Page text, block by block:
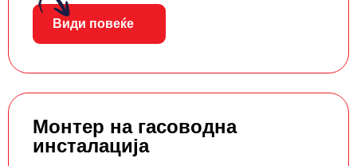
Види повеќе
Монтер на гасоводна
инсталација